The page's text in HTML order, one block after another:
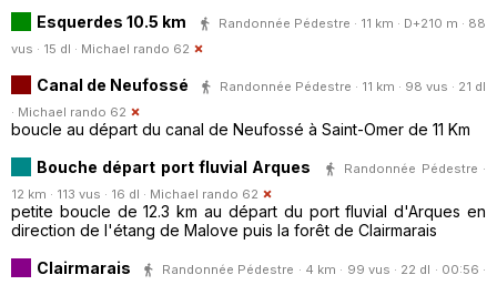
Esquerdes 10.5 km
Randonnée Pédestre · 11 km · D+210 m · 88
vus · 15 dl · Michael rando 62
Canal de Neufossé
Randonnée Pédestre · 11 km · 98 vus · 21 dl
· Michael rando 62
boucle au départ du canal de Neufossé à Saint-Omer de 11 Km
Bouche départ port fluvial Arques
Randonnée Pédestre ·
12 km · 113 vus · 16 dl · Michael rando 62
petite boucle de 12.3 km au départ du port fluvial d'Arques en
direction de l'étang de Malove puis la forêt de Clairmarais
Clairmarais
Randonnée Pédestre · 4 km · 99 vus · 22 dl · 00:56 ·